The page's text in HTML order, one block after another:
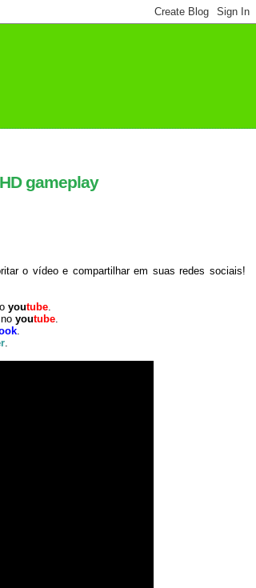
gameplay
o vídeo e compartilhar em suas redes sociais!
youtube.
youtube.
.
.